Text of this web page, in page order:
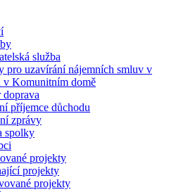
služba
pro uzavírání nájemních smluv v
v Komunitním domě
doprava
příjemce důchodu
zprávy
spolky
projekty
projekty
projekty